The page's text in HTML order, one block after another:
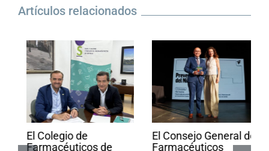
Artículos relacionados
El Colegio de
Farmacéuticos de
El Consejo General de
Farmacéuticos